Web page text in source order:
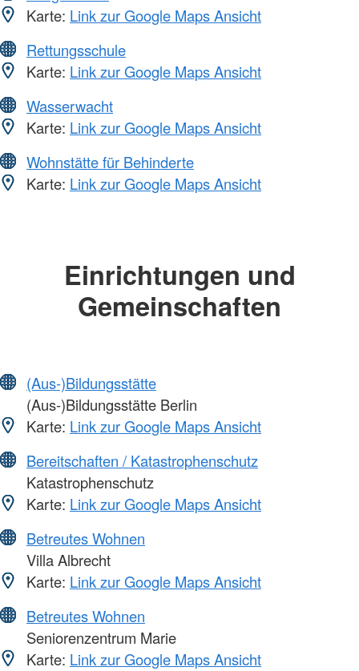
Karte: Link zur Google Maps Ansicht
Rettungsschule
Karte: Link zur Google Maps Ansicht
Wasserwacht
Karte: Link zur Google Maps Ansicht
Wohnstätte für Behinderte
Karte: Link zur Google Maps Ansicht
Einrichtungen und
Gemeinschaften
(Aus-)Bildungsstätte
(Aus-)Bildungsstätte Berlin
Karte: Link zur Google Maps Ansicht
Bereitschaften / Katastrophenschutz
Katastrophenschutz
Karte: Link zur Google Maps Ansicht
Betreutes Wohnen
Villa Albrecht
Karte: Link zur Google Maps Ansicht
Betreutes Wohnen
Seniorenzentrum Marie
Karte: Link zur Google Maps Ansicht